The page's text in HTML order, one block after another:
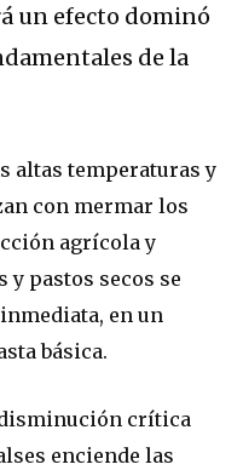
un efecto dominó
de la
altas temperaturas y
con mermar los
agrícola y
y pastos secos se
en un
básica.
crítica
enciende las